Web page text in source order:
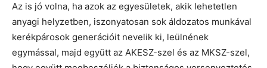
Az is jó volna, ha azok az egyesületek, akik lehetetlen
anyagi helyzetben, iszonyatosan sok áldozatos munkával
kerékpárosok generációit nevelik ki, leülnének
egymással, majd együtt az AKESZ-szel és az MKSZ-szel,